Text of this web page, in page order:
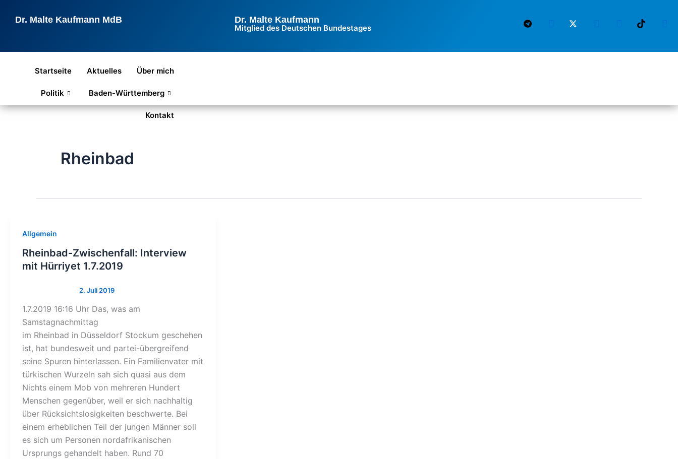
InhaltDr. Malte Kaufmann MdB Dr. Malte Kaufmann
Mitglied des Deutschen Bundestages
Startseite Aktuelles Über mich
Politik Baden-Württemberg
Kontakt
Rheinbad
Allgemein
Rheinbad-Zwischenfall: Interview
mit Hürriyet 1.7.2019
1.7.2019 16:16 Uhr Das, was am
Samstagnachmittag
im Rheinbad in Düsseldorf Stockum geschehen
ist, hat bundesweit und partei-übergreifend
seine Spuren hinterlassen. Ein Familienvater mit
türkischen Wurzeln sah sich quasi aus dem
Nichts einem Mob von mehreren Hundert
Menschen gegenüber, weil er sich nachhaltig
über Rücksichtslosigkeiten beschwerte. Bei
einem erheblichen Teil der jungen Männer soll
es sich um Personen nordafrikanischen
Ursprungs gehandelt haben. Rund 70